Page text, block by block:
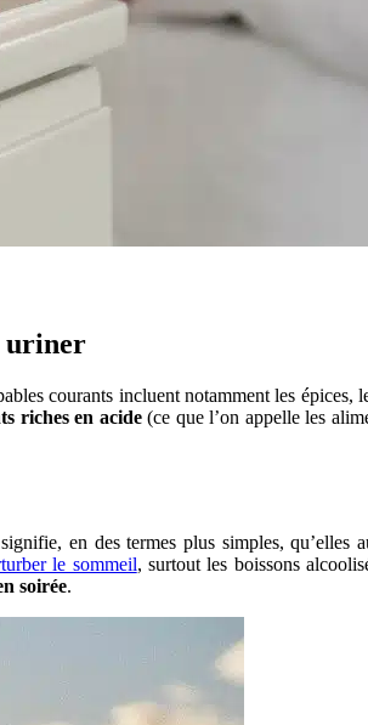
uriner
courants incluent notamment les épices,
riches en acide(ce que l’on appelle les
en des termes plus simples, qu’elles
le sommeil, surtout les boissons
soirée.